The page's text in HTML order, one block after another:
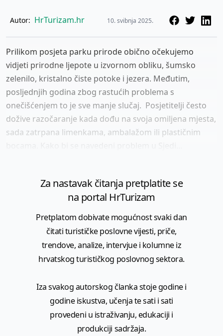
Autor: HrTurizam.hr 10. svibnja 2025.
Prilikom posjeta parku prirode obično očekujemo
vidjeti prirodne ljepote u izvornom obliku, šumsko
zelenilo, kristalno čiste potoke i jezera. Međutim,
posljednjih godina zbog rastućih problema s
onečišćenjem to je sve manje slučaj. Posjetitelji često
dožive razočaranje kada dođu na svoja omiljena mjesta,
sada zatrpana limenkama, ambalažom ili plastičnim
Za nastavak čitanja pretplatite se
na portal HrTurizam
Pretplatom dobivate mogućnost svaki dan
čitati turističke poslovne vijesti, priče,
trendove, analize, intervjue i kolumne iz
hrvatskog turističkog poslovnog sektora.
Iza svakog autorskog članka stoje godine i
godine iskustva, učenja te sati i sati
provedeni u istraživanju, edukaciji i
produkciji sadržaja.